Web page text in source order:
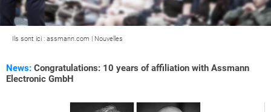
Ils sont ici : assmann.com | Nouvelles
News: Congratulations: 10 years of affiliation with Assmann
Electronic GmbH